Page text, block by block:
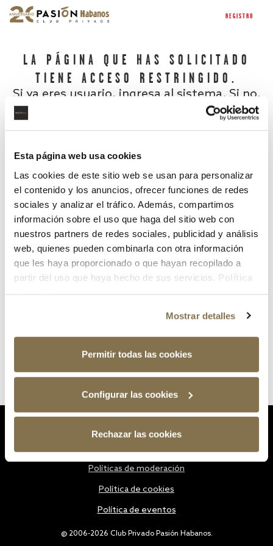
Esta página web usa cookies
Las cookies de este sitio web se usan para personalizar
el contenido y los anuncios, ofrecer funciones de redes
sociales y analizar el tráfico. Además, compartimos
información sobre el uso que haga del sitio web con
nuestros partners de redes sociales, publicidad y análisis
web, quienes pueden combinarla con otra información
que les haya proporcionado o que hayan recopilado a
partir del uso que haya hecho de sus servicios. Política
Mostrar detalles
Permitir todas las cookies
Configurar las cookies
Rechazar las cookies
REGISTRO
LA PÁGINA QUE HAS SOLICITADO
TIENE ACCESO RESTRINGIDO.
Si ya eres usuario, ingresa al sistema. Si no,
¿Has olvidado tu contraseña?
@ 2006-2026 Club Privado Pasión Habanos.
Políticas de moderación
Política de cookies
Política de eventos